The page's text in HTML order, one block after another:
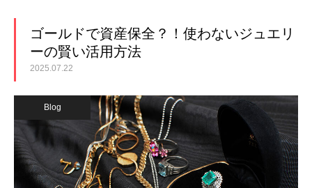
ゴールドで資産保全？！使わないジュエリ
ーの賢い活用方法
2025.07.22
Blog